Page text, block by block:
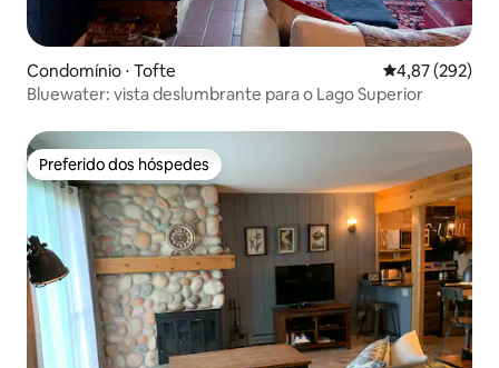
Condomínio ⋅ Tofte 4,87 de uma
4,87 (292)
Bluewater: vista deslumbrante para o Lago Superior
Preferido dos hóspedes
Preferido dos hóspedes